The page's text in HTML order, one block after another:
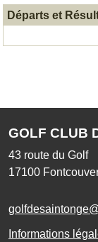
Départs et
GOLF CLUB
43 route du Golf
17100
Informations